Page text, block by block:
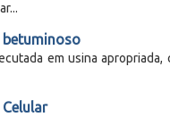
betuminoso
em usina